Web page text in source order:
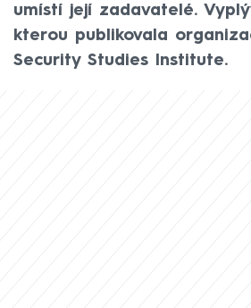
umístí její zadavatelé.
kterou publikovala
Security Studies Institute.